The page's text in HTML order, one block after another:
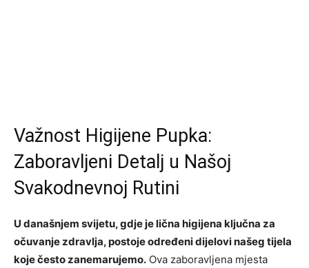
Važnost Higijene Pupka:
Zaboravljeni Detalj u Našoj
Svakodnevnoj Rutini
U današnjem svijetu, gdje je lična higijena ključna za
očuvanje zdravlja, postoje određeni dijelovi našeg tijela
koje često zanemarujemo. Ova zaboravljena mjesta